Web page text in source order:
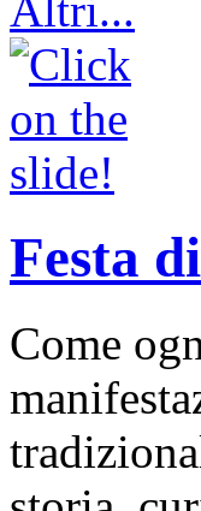
Festa
Come